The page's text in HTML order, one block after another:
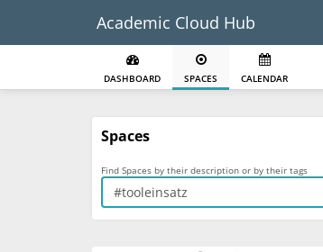
Academic Cloud Hub
DASHBOARD SPACES CALENDAR
Spaces
Find Spaces by their description or by their tags